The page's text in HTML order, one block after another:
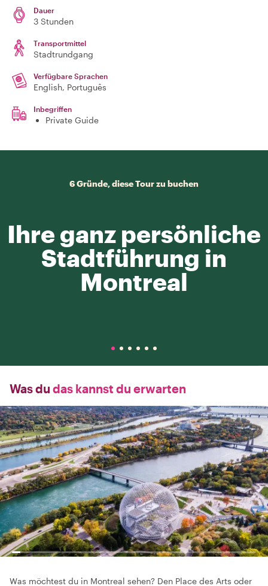
Dauer
3 Stunden
Transportmittel
Stadtrundgang
Verfügbare Sprachen
English, Português
Inbegriffen
Private Guide
6 Gründe, diese Tour zu buchen
Ihre ganz persönliche
Stadtführung in
Montreal
Was du das kannst du erwarten
Was möchtest du in Montreal sehen? Den Place des Arts oder